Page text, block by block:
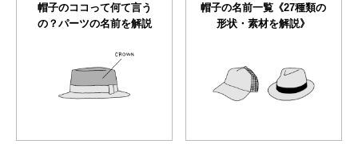
帽子のココって何て言う
の？パーツの名前を解説
帽子の名前一覧《27種類の
形状・素材を解説》